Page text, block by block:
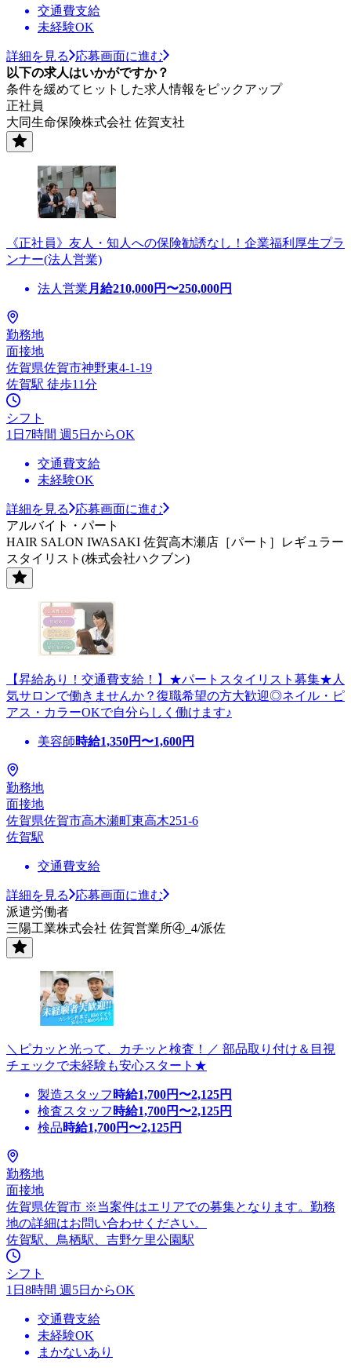
交通費支給
未経験OK
詳細を見る
応募画面に進む
以下の求人はいかがですか？
条件を緩めてヒットした求人情報をピックアップ
正社員
大同生命保険株式会社 佐賀支社
《正社員》友人・知人への保険勧誘なし！企業福利厚生プラ
ンナー(法人営業)
法人営業 月給210,000円〜250,000円
勤務地
面接地
佐賀県佐賀市神野東4-1-19
佐賀駅 徒歩11分
シフト
1日7時間 週5日からOK
交通費支給
未経験OK
詳細を見る
応募画面に進む
アルバイト・パート
HAIR SALON IWASAKI 佐賀高木瀬店［パート］レギュラー
スタイリスト(株式会社ハクブン)
【昇給あり！交通費支給！】★パートスタイリスト募集★人
気サロンで働きませんか？復職希望の方大歓迎◎ネイル・ピ
アス・カラーOKで自分らしく働けます♪
美容師時給1,350円〜1,600円
勤務地
面接地
佐賀県佐賀市高木瀬町東高木251-6
佐賀駅
交通費支給
詳細を見る
応募画面に進む
派遣労働者
三陽工業株式会社 佐賀営業所④_4/派佐
＼ピカッと光って、カチッと検査！／ 部品取り付け＆目視
チェックで未経験も安心スタート★
製造スタッフ 時給1,700円〜2,125円
検査スタッフ 時給1,700円〜2,125円
検品時給1,700円〜2,125円
勤務地
面接地
佐賀県佐賀市 ※当案件はエリアでの募集となります。勤務
地の詳細はお問い合わせください。
佐賀駅、鳥栖駅、吉野ケ里公園駅
シフト
1日8時間 週5日からOK
交通費支給
未経験OK
まかないあり